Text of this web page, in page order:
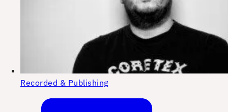
Recorded & Publishing